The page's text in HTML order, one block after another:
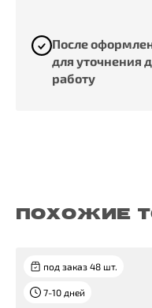
После
для уточнения
работу
ПОХОЖИЕ
под заказ 48 шт.
7-10 дней